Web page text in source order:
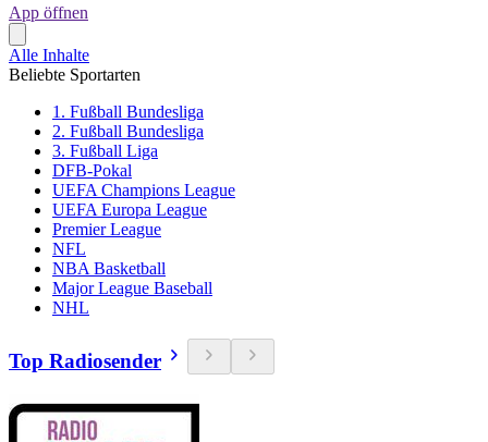
App öffnen
Alle Inhalte
Beliebte Sportarten
1. Fußball Bundesliga
2. Fußball Bundesliga
3. Fußball Liga
DFB-Pokal
UEFA Champions League
UEFA Europa League
Premier League
NFL
NBA Basketball
Major League Baseball
NHL
Top Radiosender